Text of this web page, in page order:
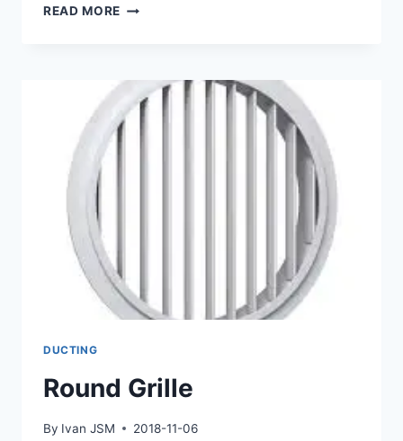
READ MORE
DUCTING
Round Grille
By Ivan JSM 2018-11-06